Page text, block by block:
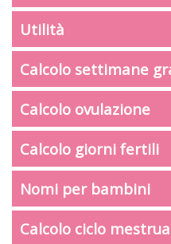
Utilità
Calcolo settimane
Calcolo ovulazione
Calcolo giorni fertili
Nomi per bambini
Calcolo ciclo